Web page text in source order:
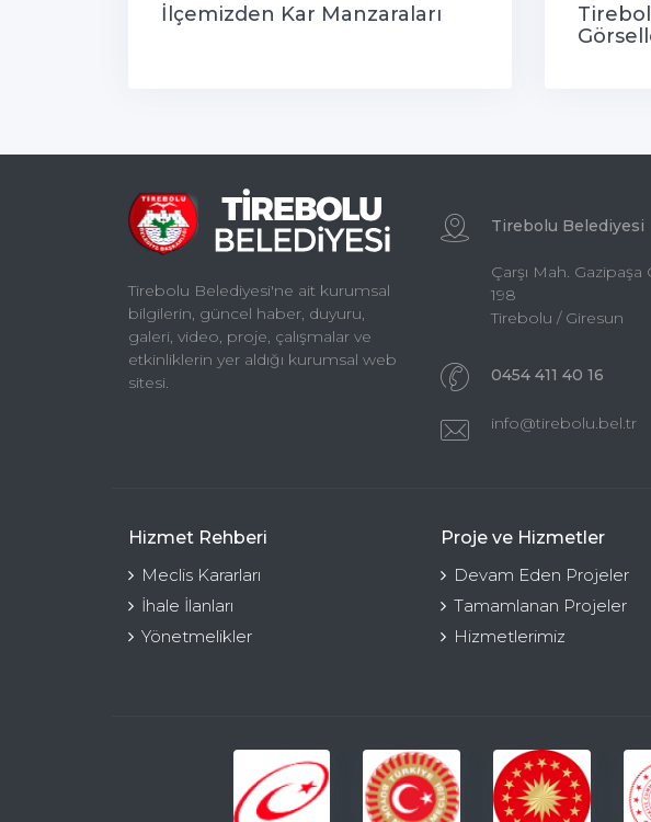
İlçemizden Kar Manzaraları
Tirebolu Belediyesi'ne ait kurumsal
bilgilerin, güncel haber, duyuru,
galeri, video, proje, çalışmalar ve
etkinliklerin yer aldığı kurumsal web
sitesi.
Tirebolu Belediyesi
Çarşı Mah. Gazipaşa
198
Tirebolu / Giresun
0454 411 40 16
info@tirebolu.bel.tr
Hizmet Rehberi
Meclis Kararları
İhale İlanları
Yönetmelikler
Proje ve Hizmetler
Devam Eden Projeler
Tamamlanan Projeler
Hizmetlerimiz